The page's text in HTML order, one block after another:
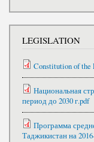
LEGISLATION
Constitution of
Национальная
период до 2030 г.pdf
Программа
Таджикистан на